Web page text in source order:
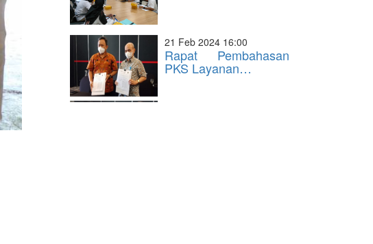
21 Feb 2024 16:00
Rapat Pembahasan
PKS Layanan…